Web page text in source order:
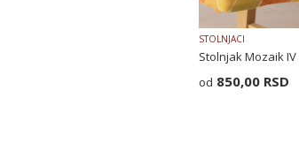
STOLNJACI
Stolnjak Mozaik IV
850,00 RSD